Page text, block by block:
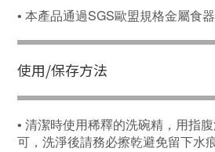
• 本產品通過SGS歐盟規格金屬食
使⽤/保存方法
• 清潔時使用稀釋的洗碗精，用指
可， 洗淨後請務必擦乾避免留下水痕